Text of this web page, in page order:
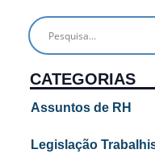
CATEGORIAS
Assuntos de RH
Legislação